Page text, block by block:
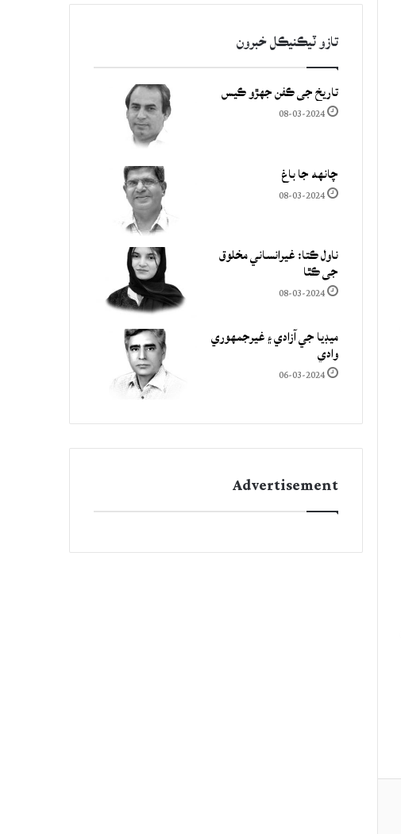
تازو ٽيڪنيڪل خبرون
تاريخ جي ڪفن جھڙو ڪيس
08-03-2024
چانهه جا باغ
08-03-2024
ناول ڪتا: غيرانساني مخلوق
جي ڪٿا
08-03-2024
ميڊيا جي آزادي ۽ غيرجمھوري
وادي
06-03-2024
Advertisement